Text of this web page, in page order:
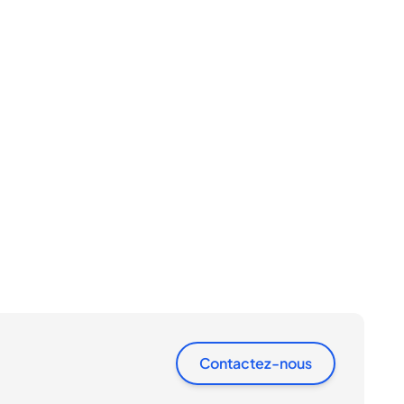
Contactez-nous